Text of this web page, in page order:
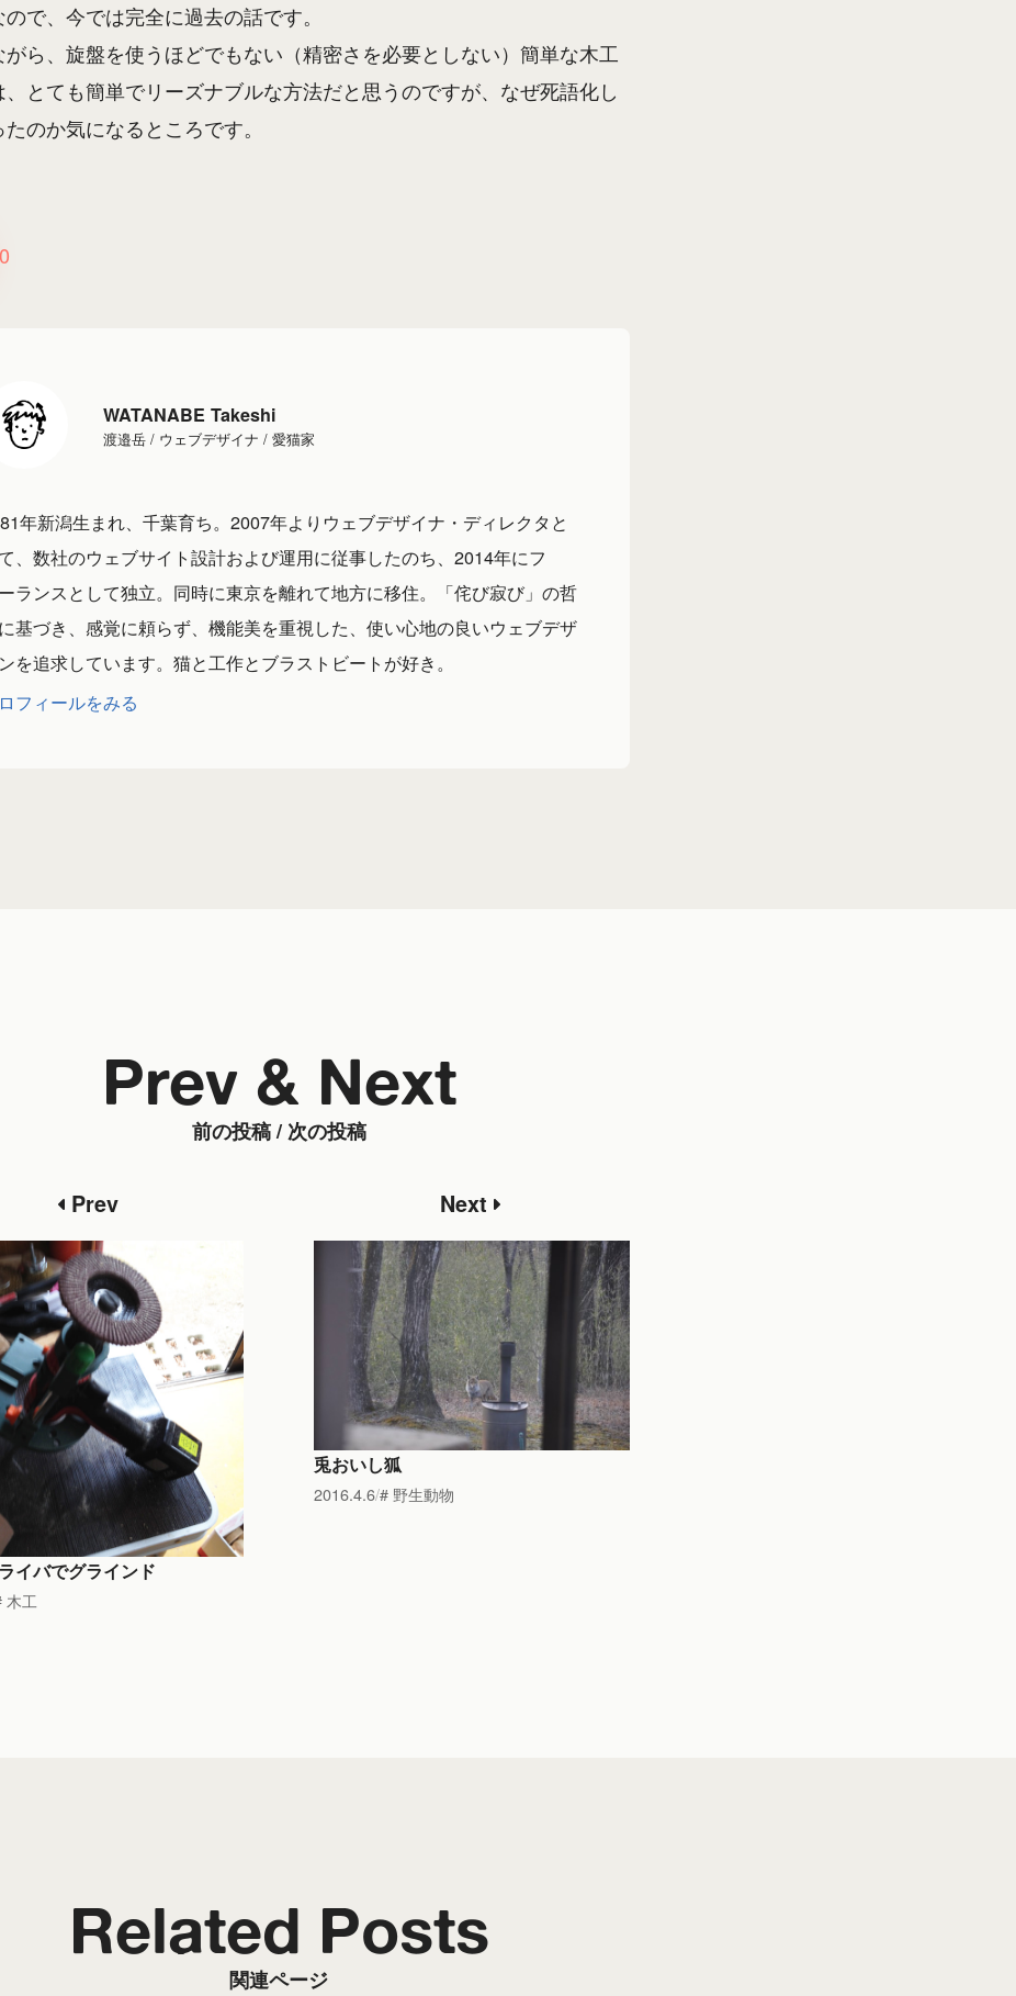
で、今では完全に過去の話です。
がら、旋盤を使うほどでもない（精密さを必要としない）簡単な木工
、とても簡単でリーズナブルな方法だと思うのですが、なぜ死語化し
のか気になるところです。
0
WATANABE Takeshi
渡邉岳 / ウェブデザイナ / 愛猫家
年新潟生まれ、千葉育ち。2007年よりウェブデザイナ・ディレクタと
、数社のウェブサイト設計および運用に従事したのち、2014年にフ
ランスとして独立。同時に東京を離れて地方に移住。「侘び寂び」の哲
基づき、感覚に頼らず、機能美を重視した、使い心地の良いウェブデザ
を追求しています。猫と工作とブラストビートが好き。
フィールをみる
前の投稿 / 次の投稿
Prev & Next
Prev
イバでグラインド
木工
Next
兎おいし狐
2016.4.6 野生動物
関連ページ
Related Posts